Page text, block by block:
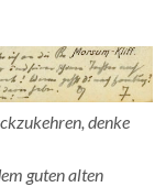
denke
guten alten